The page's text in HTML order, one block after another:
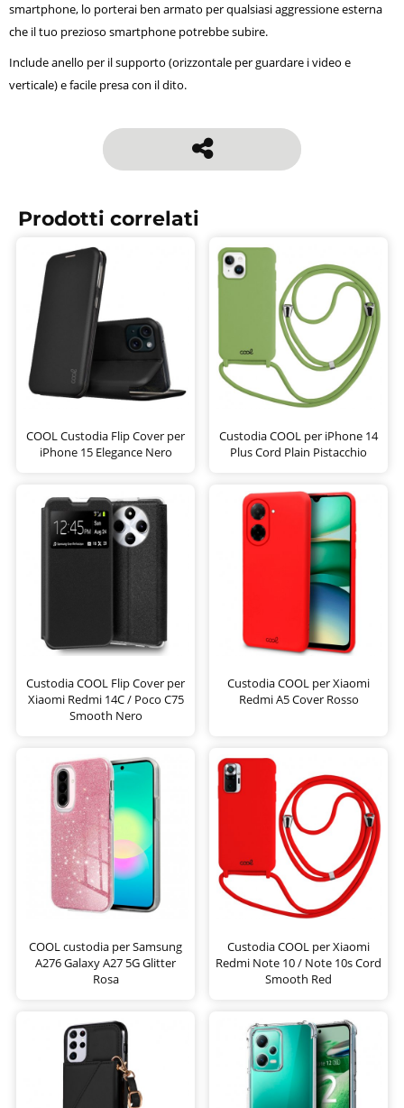
smartphone, lo porterai ben armato per qualsiasi aggressione esterna
che il tuo prezioso smartphone potrebbe subire.
Include anello per il supporto (orizzontale per guardare i video e
verticale) e facile presa con il dito.
Prodotti correlati
COOL Custodia Flip Cover per
iPhone 15 Elegance Nero
Custodia COOL per iPhone 14
Plus Cord Plain Pistacchio
Custodia COOL Flip Cover per
Xiaomi Redmi 14C / Poco C75
Smooth Nero
Custodia COOL per Xiaomi
Redmi A5 Cover Rosso
COOL custodia per Samsung
A276 Galaxy A27 5G Glitter
Rosa
Custodia COOL per Xiaomi
Redmi Note 10 / Note 10s Cord
Smooth Red